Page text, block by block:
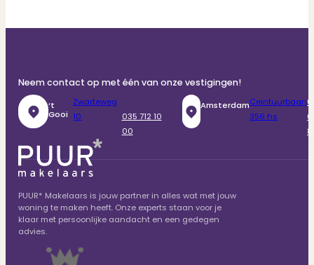
Neem contact op met één van onze vestigingen!
‘t
Gooi
Zwarteweg
10
035 712 10
00
AmsterdamCeintuurbaan
356 hs
PUUR* Makelaars is jouw partner in alles wat met jouw
woning te maken heeft. Onze experts staan voor je
klaar met persoonlijke aandacht en een gedegen
advies.